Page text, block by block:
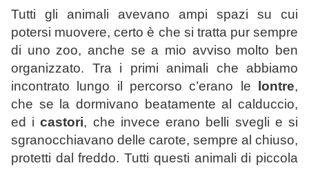
Tutti gli animali avevano ampi spazi su cui
potersi muovere, certo è che si tratta pur sempre
di uno zoo, anche se a mio avviso molto ben
organizzato. Tra i primi animali che abbiamo
incontrato lungo il percorso c’erano le
lontre,
che se la dormivano beatamente al calduccio,
ed icastori, che invece erano belli svegli e si
sgranocchiavano delle carote, sempre al chiuso,
protetti dal freddo. Tutti questi animali di piccola